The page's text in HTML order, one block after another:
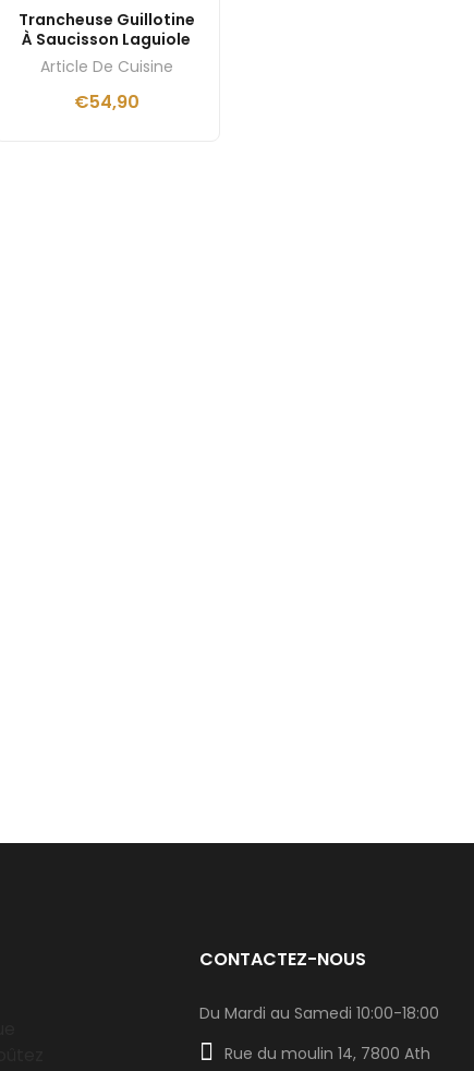
Trancheuse Guillotine
À Saucisson Laguiole
Article De Cuisine
€54,90
CONTACTEZ-NOUS
Du Mardi au Samedi 10:00-18:00
Rue du moulin 14, 7800 Ath